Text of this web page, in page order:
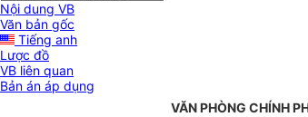
Nội dung VB
Văn bản gốc
Tiếng anh
Lược đồ
VB liên quan
Bản án áp dụng
VĂN PHÒNG CHÍNH